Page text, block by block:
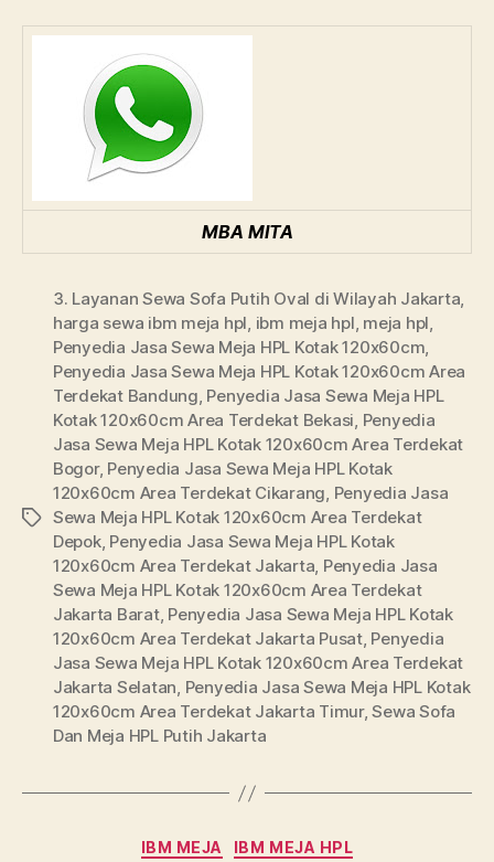
MBA MITA
Tags
3. Layanan Sewa Sofa Putih Oval di Wilayah Jakarta,
harga sewa ibm meja hpl, ibm meja hpl, meja hpl,
Penyedia Jasa Sewa Meja HPL Kotak 120x60cm,
Penyedia Jasa Sewa Meja HPL Kotak 120x60cm Area
Terdekat Bandung, Penyedia Jasa Sewa Meja HPL
Kotak 120x60cm Area Terdekat Bekasi, Penyedia
Jasa Sewa Meja HPL Kotak 120x60cm Area Terdekat
Bogor, Penyedia Jasa Sewa Meja HPL Kotak
120x60cm Area Terdekat Cikarang, Penyedia Jasa
Sewa Meja HPL Kotak 120x60cm Area Terdekat
Depok, Penyedia Jasa Sewa Meja HPL Kotak
120x60cm Area Terdekat Jakarta, Penyedia Jasa
Sewa Meja HPL Kotak 120x60cm Area Terdekat
Jakarta Barat, Penyedia Jasa Sewa Meja HPL Kotak
120x60cm Area Terdekat Jakarta Pusat, Penyedia
Jasa Sewa Meja HPL Kotak 120x60cm Area Terdekat
Jakarta Selatan, Penyedia Jasa Sewa Meja HPL Kotak
120x60cm Area Terdekat Jakarta Timur,Sewa Sofa
Dan Meja HPL Putih Jakarta
Categories
IBM MEJA
IBM MEJA HPL